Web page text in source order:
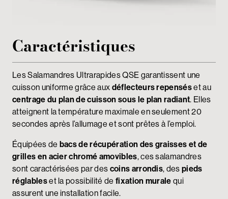
Caractéristiques
Les Salamandres Ultrarapides QSE garantissent une
cuisson uniforme grâce aux déflecteurs repenséset au
centrage du plan de cuisson sous le plan radiant. Elles
atteignent la température maximale en seulement 20
secondes après l’allumage et sont prêtes à l’emploi.
Équipées de bacs de récupération des graisses et de
grilles en acier chromé amovibles, ces salamandres
sont caractérisées par des coins arrondis, despieds
réglableset la possibilité de fixation murale qui
assurent une installation facile.